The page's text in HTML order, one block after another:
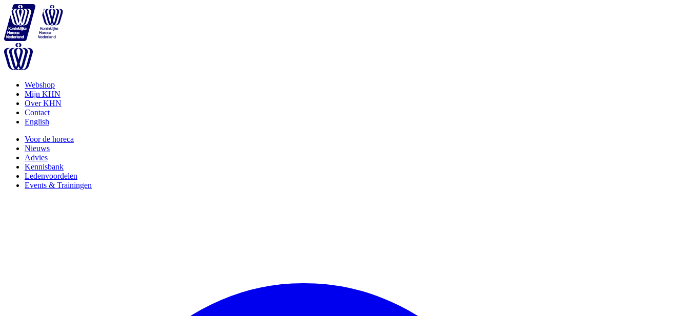
Webshop
Mijn KHN
Over KHN
Contact
English
Voor de horeca
Nieuws
Advies
Kennisbank
Ledenvoordelen
Events & Trainingen